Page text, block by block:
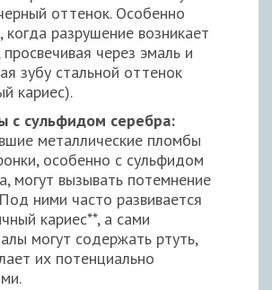
оттенок. Особенно
когда разрушение возникает
просвечивая через эмаль и
зубу стальной оттенок
кариес).
с сульфидом серебра:
металлические пломбы
особенно с сульфидом
могут вызывать потемнение
ними часто развивается
кариес**, а сами
могут содержать ртуть,
их потенциально